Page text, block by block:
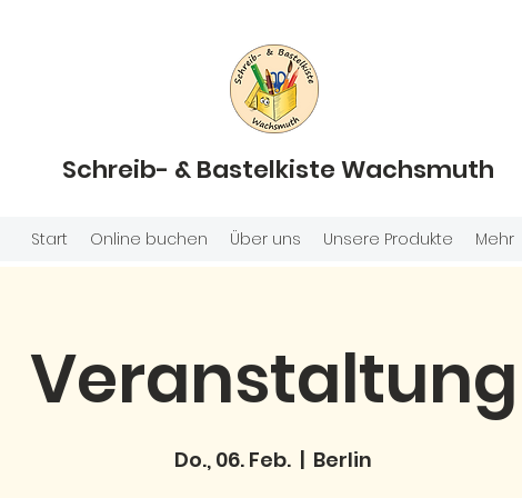
Schreib- & Bastelkiste Wachsmuth
Start Online buchen Über uns Unsere Produkte Mehr
Veranstaltung
Do., 06. Feb.
  |
Berlin